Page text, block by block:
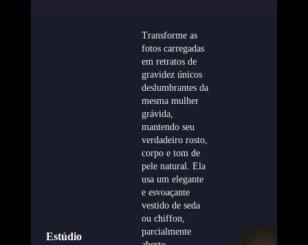
Estúdio
Transforme as
fotos carregadas
em retratos de
gravidez únicos
deslumbrantes da
mesma mulher
grávida,
mantendo seu
verdadeiro rosto,
corpo e tom de
pele natural. Ela
usa um elegante
e esvoaçante
vestido de seda
ou chiffon,
parcialmente